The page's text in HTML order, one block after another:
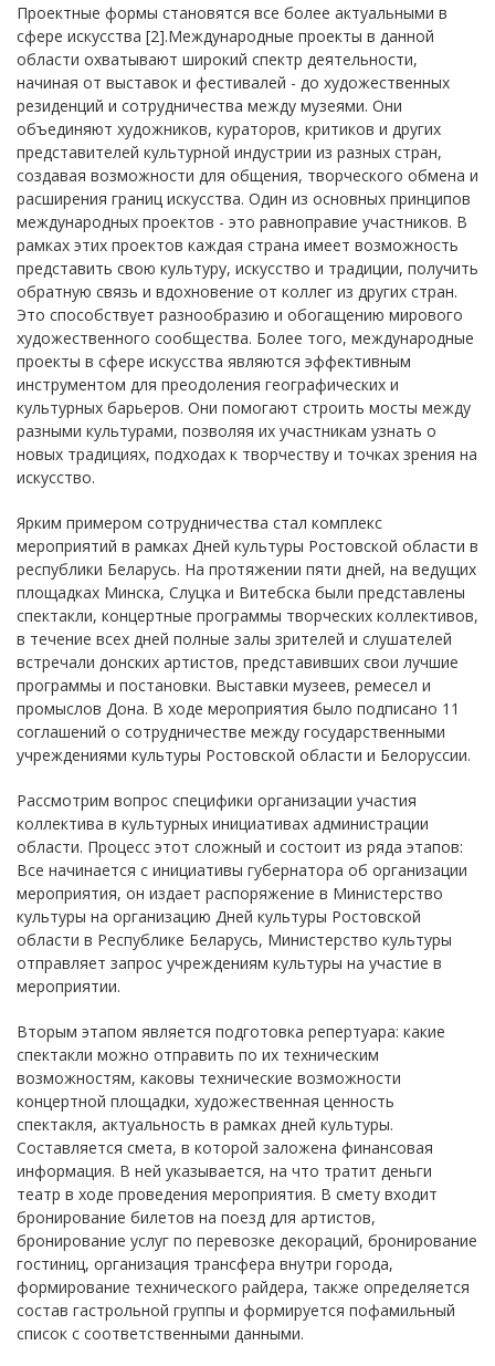
Проектные формы становятся все более актуальными в
сфере искусства [2].Международные проекты в данной
области охватывают широкий спектр деятельности,
начиная от выставок и фестивалей - до художественных
резиденций и сотрудничества между музеями. Они
объединяют художников, кураторов, критиков и других
представителей культурной индустрии из разных стран,
создавая возможности для общения, творческого обмена и
расширения границ искусства. Один из основных принципов
международных проектов - это равноправие участников. В
рамках этих проектов каждая страна имеет возможность
представить свою культуру, искусство и традиции, получить
обратную связь и вдохновение от коллег из других стран.
Это способствует разнообразию и обогащению мирового
художественного сообщества. Более того, международные
проекты в сфере искусства являются эффективным
инструментом для преодоления географических и
культурных барьеров. Они помогают строить мосты между
разными культурами, позволяя их участникам узнать о
новых традициях, подходах к творчеству и точках зрения на
искусство.
Ярким примером сотрудничества стал комплекс
мероприятий в рамках Дней культуры Ростовской области в
республики Беларусь. На протяжении пяти дней, на ведущих
площадках Минска, Слуцка и Витебска были представлены
спектакли, концертные программы творческих коллективов,
в течение всех дней полные залы зрителей и слушателей
встречали донских артистов, представивших свои лучшие
программы и постановки. Выставки музеев, ремесел и
промыслов Дона. В ходе мероприятия было подписано 11
соглашений о сотрудничестве между государственными
учреждениями культуры Ростовской области и Белоруссии.
Рассмотрим вопрос специфики организации участия
коллектива в культурных инициативах администрации
области. Процесс этот сложный и состоит из ряда этапов:
Все начинается с инициативы губернатора об организации
мероприятия, он издает распоряжение в Министерство
культуры на организацию Дней культуры Ростовской
области в Республике Беларусь, Министерство культуры
отправляет запрос учреждениям культуры на участие в
мероприятии.
Вторым этапом является подготовка репертуара: какие
спектакли можно отправить по их техническим
возможностям, каковы технические возможности
концертной площадки, художественная ценность
спектакля, актуальность в рамках дней культуры.
Составляется смета, в которой заложена финансовая
информация. В ней указывается, на что тратит деньги
театр в ходе проведения мероприятия. В смету входит
бронирование билетов на поезд для артистов,
бронирование услуг по перевозке декораций, бронирование
гостиниц, организация трансфера внутри города,
формирование технического райдера, также определяется
состав гастрольной группы и формируется пофамильный
список с соответственными данными.